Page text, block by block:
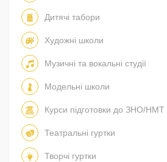
Дитячі табори
Художні школи
Музичні та вокальні студії
Модельні школи
Курси підготовки до ЗНО/
Театральні гуртки
Творчі гуртки